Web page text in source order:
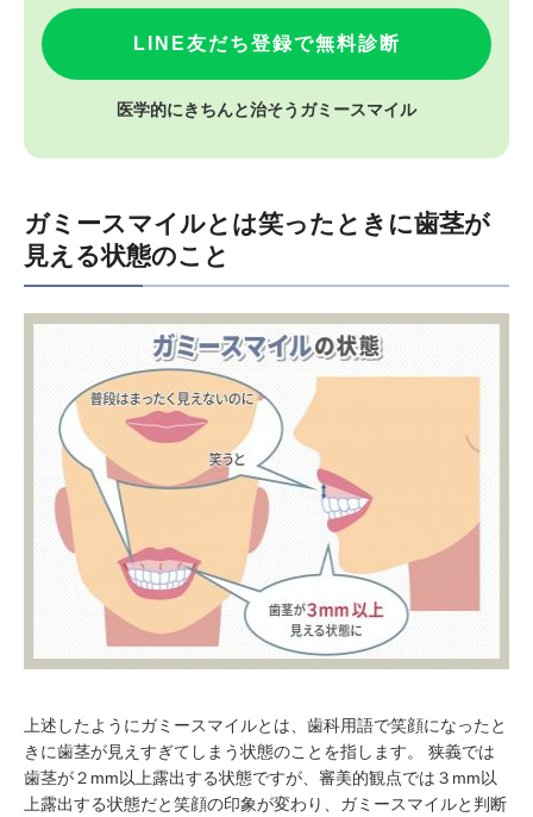
LINE友だち登録で無料診断
医学的にきちんと治そうガミースマイル
ガミースマイルとは笑ったときに歯茎が
見える状態のこと
上述したようにガミースマイルとは、歯科用語で笑顔になったと
きに歯茎が見えすぎてしまう状態のことを指します。 狭義では
歯茎が２mm以上露出する状態ですが、審美的観点では３mm以
上露出する状態だと笑顔の印象が変わり、ガミースマイルと判断